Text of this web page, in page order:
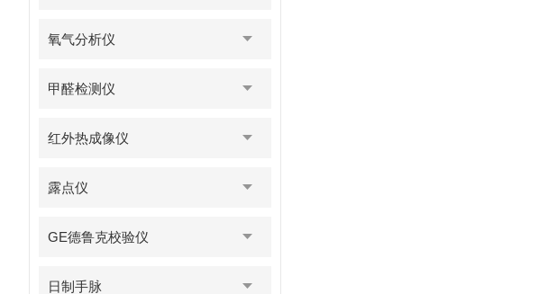
氧气分析仪
甲醛检测仪
红外热成像仪
露点仪
GE德鲁克校验仪
日制手脉